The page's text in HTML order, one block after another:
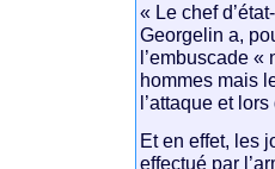
« Le chef
Georgelin a,
l’embuscade
hommes mais
l’attaque et
Et en effet, les
effectué par